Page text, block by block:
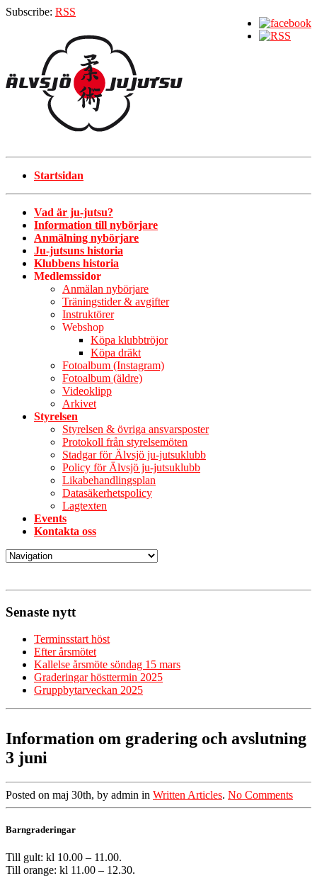
Subscribe: RSS
Startsidan
Vad är ju-jutsu?
Information till nybörjare
Anmälning nybörjare
Ju-jutsuns historia
Klubbens historia
Medlemssidor
Anmälan nybörjare
Träningstider & avgifter
Instruktörer
Webshop
Köpa klubbtröjor
Köpa dräkt
Fotoalbum (Instagram)
Fotoalbum (äldre)
Videoklipp
Arkivet
Styrelsen
Styrelsen & övriga ansvarsposter
Protokoll från styrelsemöten
Stadgar för Älvsjö ju-jutsuklubb
Policy för Älvsjö ju-jutsuklubb
Likabehandlingsplan
Datasäkerhetspolicy
Lagtexten
Events
Kontakta oss
Senaste nytt
Terminsstart höst
Efter årsmötet
Kallelse årsmöte söndag 15 mars
Graderingar hösttermin 2025
Gruppbytarveckan 2025
Information om gradering och avslutning
3 juni
Posted on maj 30th, by admin in Written Articles. No Comments
Barngraderingar
Till gult: kl 10.00 – 11.00.
Till orange: kl 11.00 – 12.30.